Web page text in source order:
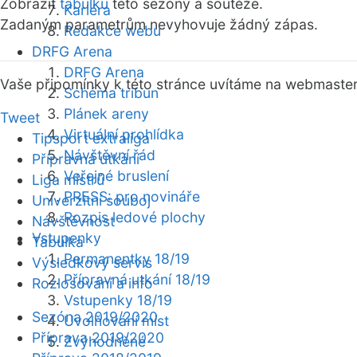
Kariéra
Redakce webu
DRFG Arena
DRFG Arena
Schéma tribun
Plánek areny
Virtuální prohlídka
Návštěvní řád
Veřejné bruslení
PRESS: pro novináře
Rozpis ledové plochy
Vstupenky
Permanentky 18/19
Přípravná utkání 18/19
Vstupenky 18/19
Uvolňování míst
Zvýhodněné
Zobrazit tabulku této sezóny a soutěže.
Zadaným parametrům nevyhovuje žádný zápas.
Vaše připomínky k této stránce uvítáme na webmaster
Tweet
Tipsport extraliga
Přípravná utkání
Liga mistrů
Univerzitní souboj
Návštěvnost
Tabulka
Výsledkový servis
Rozlosování a info
Sezóna 2019/2020
Příprava 2019/2020